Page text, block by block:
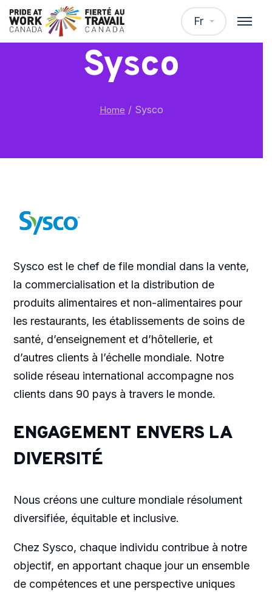
Fr
Sysco
Home / Sysco
Sysco est le chef de file mondial dans la vente,
la commercialisation et la distribution de
produits alimentaires et non-alimentaires pour
les restaurants, les établissements de soins de
santé, d’enseignement et d’hôtellerie, et
d’autres clients à l’échelle mondiale. Notre
solide réseau international accompagne nos
clients dans 90 pays à travers le monde.
ENGAGEMENT ENVERS LA
DIVERSITÉ
Nous créons une culture mondiale résolument
diversifiée, équitable et inclusive.
Chez Sysco, chaque individu contribue à notre
objectif, en apportant chaque jour un ensemble
de compétences et une perspective uniques